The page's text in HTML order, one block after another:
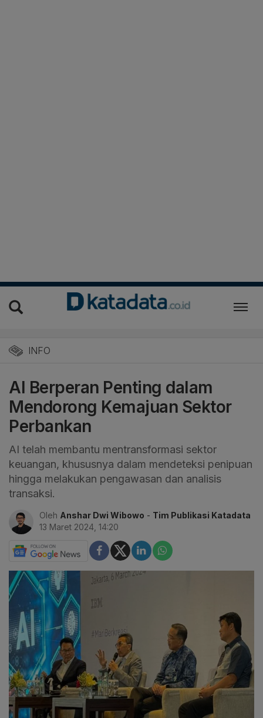
INFO
AI Berperan Penting dalam
Mendorong Kemajuan Sektor
Perbankan
AI telah membantu mentransformasi sektor
keuangan, khususnya dalam mendeteksi penipuan
hingga melakukan pengawasan dan analisis
transaksi.
Oleh Anshar Dwi Wibowo - Tim Publikasi Katadata
13 Maret 2024, 14:20